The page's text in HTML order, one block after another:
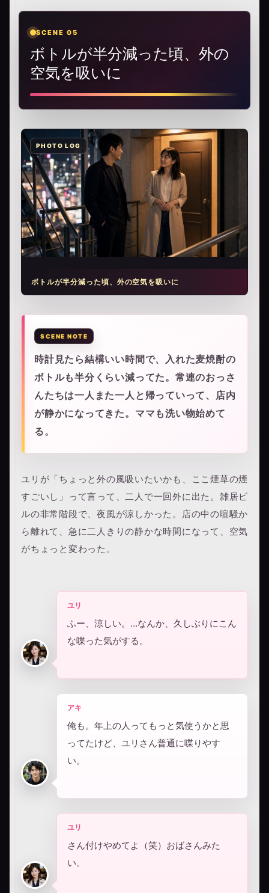
SCENE 05
ボトルが半分減った頃、外の
空気を吸いに
ボトルが半分減った頃、外の空気を吸いに
時計見たら結構いい時間で、入れた麦焼酎の
ボトルも半分くらい減ってた。常連のおっさ
んたちは一人また一人と帰っていって、店内
が静かになってきた。ママも洗い物始めて
る。
ユリが「ちょっと外の風吸いたいかも、ここ煙草の煙
すごいし」って言って、二人で一回外に出た。雑居ビ
ルの非常階段で、夜風が涼しかった。店の中の喧騒か
ら離れて、急に二人きりの静かな時間になって、空気
がちょっと変わった。
ユリ
ふー、涼しい。…なんか、久しぶりにこん
な喋った気がする。
アキ
俺も。年上の人ってもっと気使うかと思
ってたけど、ユリさん普通に喋りやす
い。
ユリ
さん付けやめてよ（笑）おばさんみた
い。